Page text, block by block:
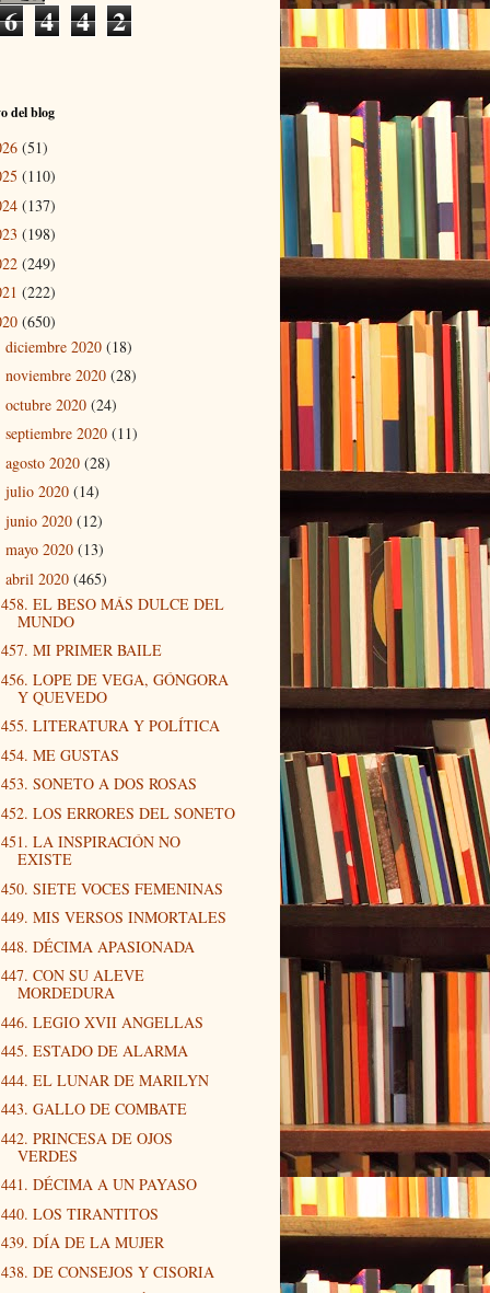
6 4 4 2
del blog
(51)
(110)
(137)
(198)
(249)
(222)
(650)
diciembre 2020 (18)
noviembre 2020 (28)
octubre 2020 (24)
septiembre 2020 (11)
agosto 2020 (28)
julio 2020 (14)
junio 2020 (12)
mayo 2020 (13)
abril 2020 (465)
458. EL BESO MÁS DULCE DEL
MUNDO
457. MI PRIMER BAILE
456. LOPE DE VEGA, GÓNGORA
Y QUEVEDO
455. LITERATURA Y POLÍTICA
454. ME GUSTAS
453. SONETO A DOS ROSAS
452. LOS ERRORES DEL SONETO
451. LA INSPIRACIÓN NO
EXISTE
450. SIETE VOCES FEMENINAS
449. MIS VERSOS INMORTALES
448. DÉCIMA APASIONADA
447. CON SU ALEVE
MORDEDURA
446. LEGIO XVII ANGELLAS
445. ESTADO DE ALARMA
444. EL LUNAR DE MARILYN
443. GALLO DE COMBATE
442. PRINCESA DE OJOS
VERDES
441. DÉCIMA A UN PAYASO
440. LOS TIRANTITOS
439. DÍA DE LA MUJER
438. DE CONSEJOS Y CISORIA